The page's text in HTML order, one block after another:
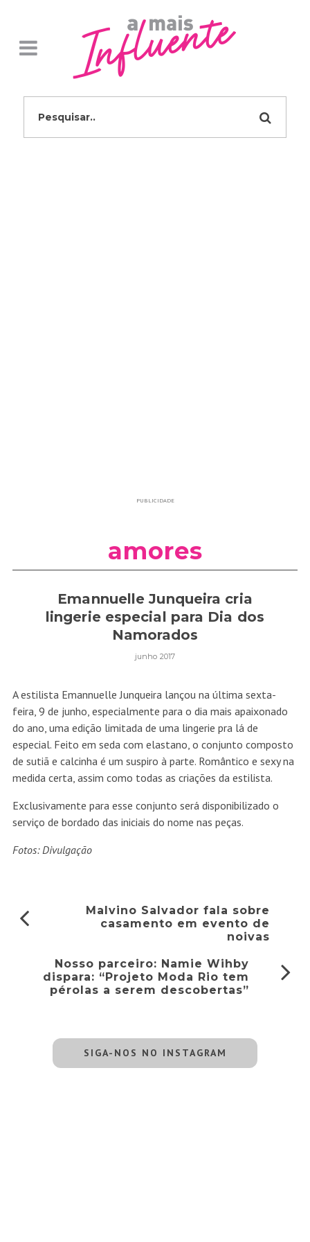
PUBLICIDADE
amores
Emannuelle Junqueira cria
lingerie especial para Dia dos
Namorados
junho 2017
A estilista Emannuelle Junqueira lançou na última sexta-
feira, 9 de junho, especialmente para o dia mais apaixonado
do ano, uma edição limitada de uma lingerie pra lá de
especial. Feito em seda com elastano, o conjunto composto
de sutiã e calcinha é um suspiro à parte. Romântico e sexy na
medida certa, assim como todas as criações da estilista.
Exclusivamente para esse conjunto será disponibilizado o
serviço de bordado das iniciais do nome nas peças.
Fotos: Divulgação
Malvino Salvador fala sobre
casamento em evento de
noivas
Nosso parceiro: Namie Wihby
dispara: “Projeto Moda Rio tem
pérolas a serem descobertas”
SIGA-NOS NO INSTAGRAM